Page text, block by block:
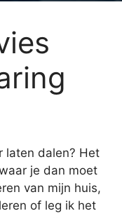
laten dalen? Het
je dan moet
van mijn huis,
of leg ik het